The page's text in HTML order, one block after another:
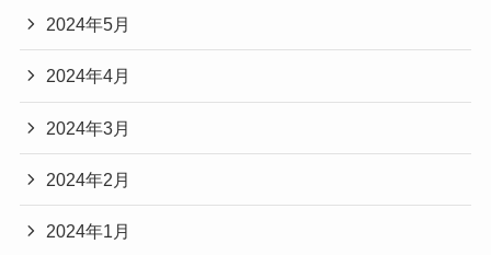
2024年5月
2024年4月
2024年3月
2024年2月
2024年1月